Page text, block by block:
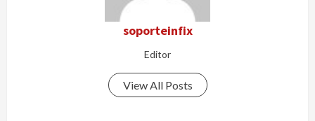
soporteinfix
Editor
View All Posts